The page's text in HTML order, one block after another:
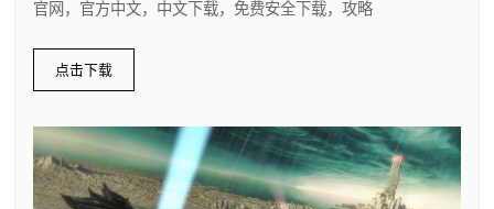
官网，官方中文，中文下载，免费安全下载，攻略
点击下载